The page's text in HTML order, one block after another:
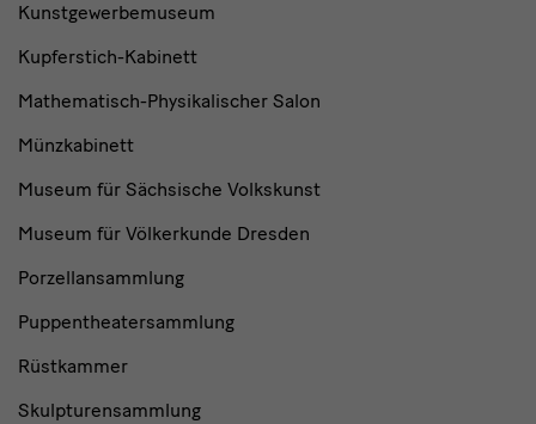
Kunstgewerbemuseum
Kupferstich-Kabinett
Mathematisch-Physikalischer Salon
Münzkabinett
Museum für Sächsische Volkskunst
Museum für Völkerkunde Dresden
Porzellansammlung
Puppentheatersammlung
Rüstkammer
Skulpturensammlung